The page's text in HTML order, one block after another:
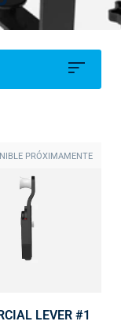
LEVER #1
PRÓXIMAMENTE